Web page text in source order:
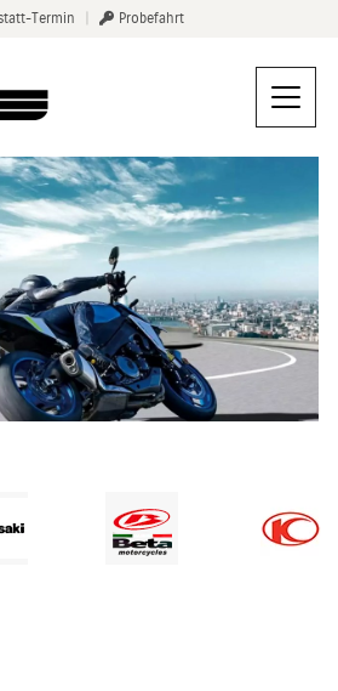
Termin Probefahrt